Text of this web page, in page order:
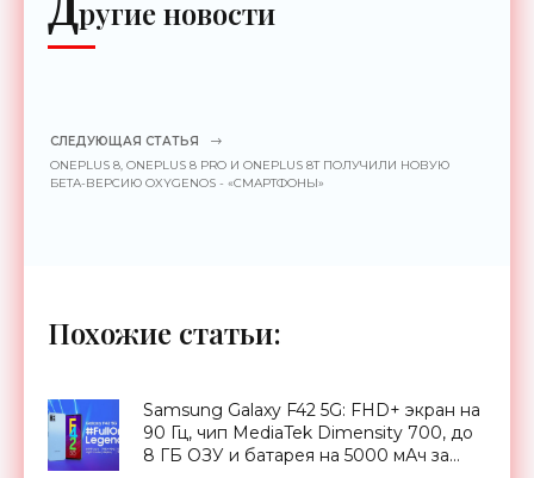
ругие новости
СЛЕДУЮЩАЯ СТАТЬЯ
ONEPLUS 8, ONEPLUS 8 PRO И ONEPLUS 8T ПОЛУЧИЛИ НОВУЮ
БЕТА-ВЕРСИЮ OXYGENOS - «СМАРТФОНЫ»
Похожие статьи:
Samsung Galaxy F42 5G: FHD+ экран на
90 Гц, чип MediaTek Dimensity 700, до
8 ГБ ОЗУ и батарея на 5000 мАч за